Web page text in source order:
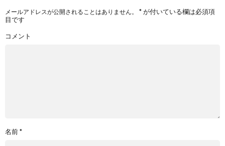
メールアドレスが公開されることはありません。 *が付いている欄は必須項
目です
コメント
名前*